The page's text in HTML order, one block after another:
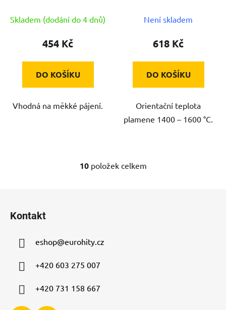
Skladem (dodání do 4 dnů)
454 Kč
DO KOŠÍKU
Vhodná na měkké pájení.
Není skladem
618 Kč
DO KOŠÍKU
Orientační teplota
plamene 1400 – 1600 °C.
O
10položek celkem
Kontakt
eshop@eurohity.cz
+420 603 275 007
+420 731 158 667